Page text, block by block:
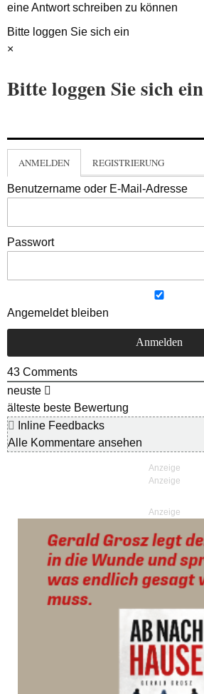
eine Antwort schreiben zu können
Bitte loggen Sie sich ein
×
Bitte loggen Sie sich ein
ANMELDEN REGISTRIERUNG
Benutzername oder E-Mail-Adresse
Passwort
Angemeldet bleiben
43 Comments
neuste
älteste beste Bewertung
Inline Feedbacks
Alle Kommentare ansehen
Anzeige